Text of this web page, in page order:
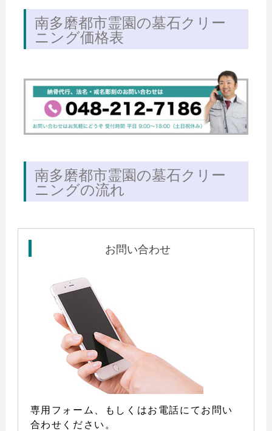
南多磨都市霊園の墓石クリー
ニング価格表
南多磨都市霊園の墓石クリー
ニングの流れ
お問い合わせ
専用フォーム、もしくはお電話にてお問い
合わせください。